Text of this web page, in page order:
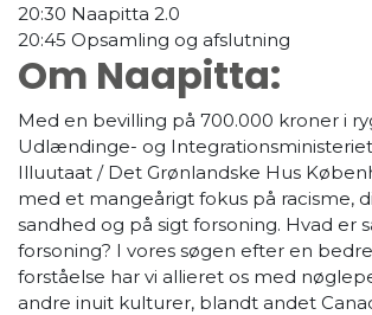
20:30 Naapitta 2.0
20:45 Opsamling og afslutning
Om Naapitta:
Med en bevilling på 700.000 kroner i
Udlændinge- og
Illuutaat / Det Grønlandske Hus
med et mangeårigt fokus på racisme,
sandhed og på sigt forsoning. Hvad er
forsoning? I vores søgen efter en
forståelse har vi allieret os med
andre inuit kulturer, blandt andet